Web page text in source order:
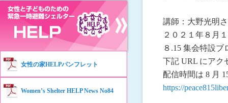
講師：大野光明
２０２１年８月
８.15 集会特設ブ
下記 URL にアク
配信時間は 8 月
https://
女性の家HELPパンフレット
Women’s Shelter HELP News No84